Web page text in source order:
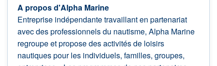
A propos d'Alpha Marine
Entreprise indépendante travaillant en partenariat
avec des professionnels du nautisme, Alpha Marine
regroupe et propose des activités de loisirs
nautiques pour les individuels, familles, groupes,